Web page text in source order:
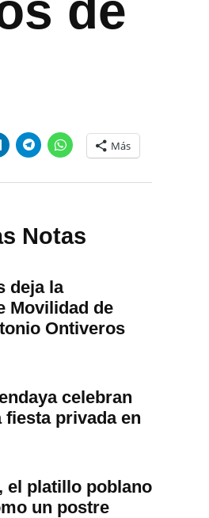
Más
Notas
deja la
Movilidad de
Ontiveros
celebran
fiesta privada en
el platillo poblano
un postre